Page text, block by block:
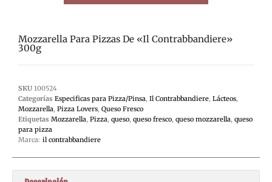
Mozzarella Para Pizzas De «Il Contrabbandiere»
300g
SKU 100524
Categorías Especificas para Pizza/Pinsa, Il Contrabbandiere, Lácteos,
Mozzarella, Pizza Lovers, Queso Fresco
Etiquetas Mozzarella, Pizza, queso, queso fresco, queso mozzarella, queso
para pizza
Marca: il contrabbandiere